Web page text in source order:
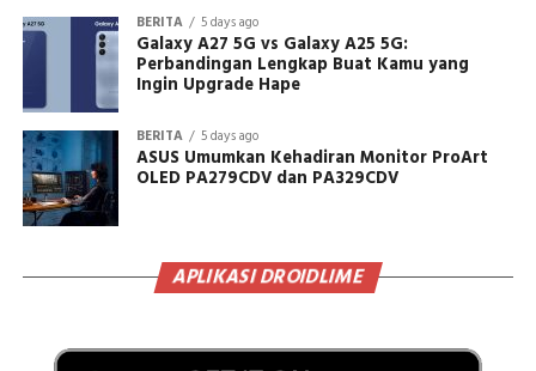
BERITA 5 days ago
Galaxy A27 5G vs Galaxy A25 5G:
Perbandingan Lengkap Buat Kamu yang
Ingin Upgrade Hape
BERITA 5 days ago
ASUS Umumkan Kehadiran Monitor ProArt
OLED PA279CDV dan PA329CDV
APLIKASI DROIDLIME